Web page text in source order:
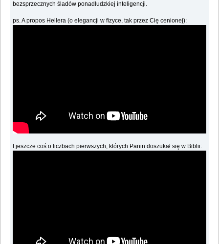
bezsprzecznych śladów ponadludzkiej inteligencji.
ps. A propos Hellera (o elegancji w fizyce, tak przez Cię cenionej):
I jeszcze coś o liczbach pierwszych, których Panin doszukał się w Biblii: